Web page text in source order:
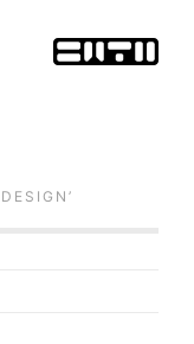
DESIGN ’